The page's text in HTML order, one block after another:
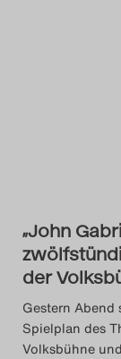
„John
der
Gestern Abend
Spielplan des
Volksbühne